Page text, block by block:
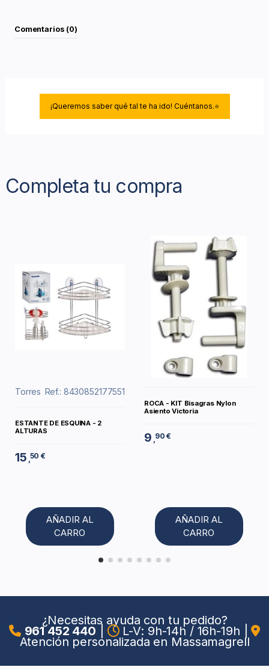
Comentarios (0)
¡Queremos saber qué tal te ha ido! Cuéntanos.⭐
Completa tu compra
Torres Ref.: 8430852177551
ESTANTE DE ESQUINA - 2
ALTURAS
15 ,50 €
AÑADIR AL
CARRO
ROCA - KIT Bisagras Nylon
Asiento Victoria
9 ,90 €
AÑADIR AL
CARRO
¿Necesitas ayuda con tu pedido?
961 452 440 L-V: 9h-14h / 16h-19h
Atención personalizada en Massamagrell